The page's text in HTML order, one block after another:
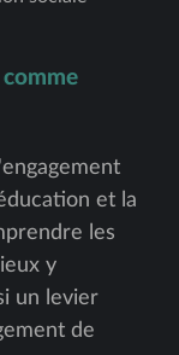
comme
et la
les
y
un levier
de